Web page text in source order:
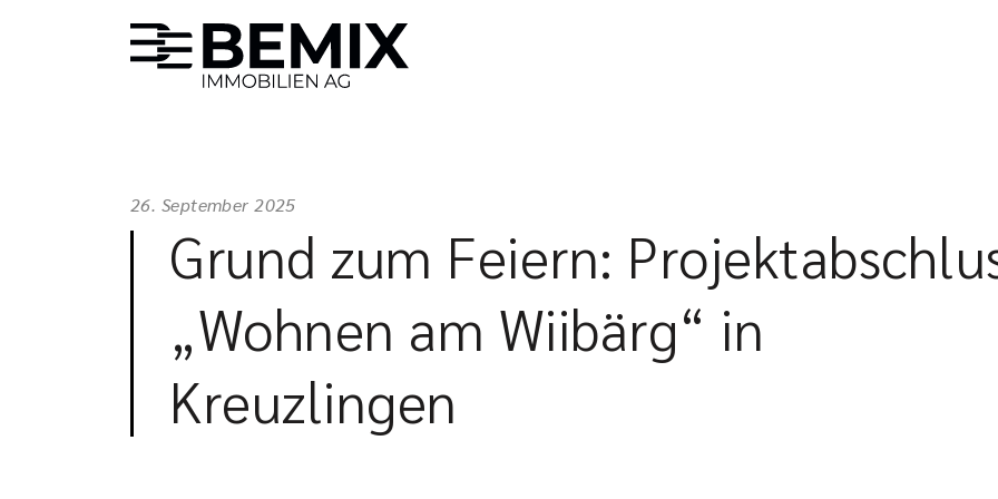
26. September 2025
Grund zum Feiern:
„Wohnen am Wiibärg“ in
Kreuzlingen